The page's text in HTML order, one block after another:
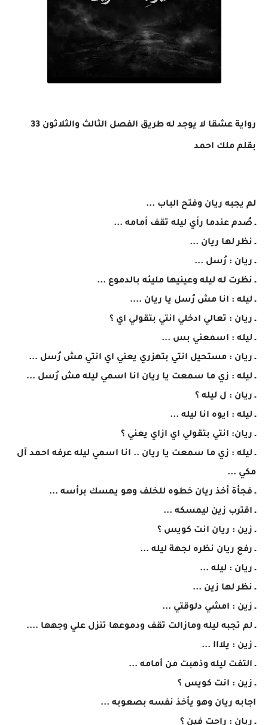
رواية عشقا لا يوجد له طريق الفصل الثالث والثلاثون 33
بقلم ملك احمد
لم يجبه ريان وفتح الباب ...
ـ صُدم عندما رأي ليله تقف أمامه ...
ـ نظر لها ريان ...
ـ ريان : رُسل ...
ـ نظرت له ليله وعينيها مليئه بالدموع ...
ـ ليله : انا مش رُسل يا ريان ....
ـ ريان : تعالي ادخلي انتي بتقولي اي ؟
ـ ليله : اسمعني بس ...
ـ ريان : مستحيل انتي بتهزري يعني اي انتي مش رُسل ...
ـ ليله : زي ما سمعت يا ريان انا اسمي ليله مش رُسل ...
ـ ريان : ل ليله ؟
ـ ليله : ايوه انا ليله ...
ـ ريان: انتي بتقولي اي ازاي يعني ؟
ـ ليله : زي ما سمعت يا ريان .. انا اسمي ليله عرفه احمد آل
مكي ...
ـ فجأة أخذ ريان خطوه للخلف وهو يمسك برأسه ...
ـ اقترب زين ليمسكه ...
ـ زين : ريان انت كويس ؟
ـ رفع ريان نظره لجهة ليله ...
ـ ريان : ليله ...
ـ نظر لها زين ...
ـ زين : امشي دلوقتي ...
ـ لم تجبه ليله ومازالت تقف ودموعها تنزل علي وجهها ....
ـ زين : يلااا ...
ـ التفت ليله وذهبت من أمامه ...
ـ زين : انت كويس ؟
اجابه ريان وهو يأخذ نفسه بصعوبه ...
ـ ريان : راحت فين ؟